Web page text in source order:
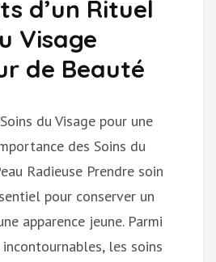
d’un Rituel
Visage
de Beauté
du Visage pour une
des Soins du
Radieuse Prendre soin
pour conserver un
apparence jeune. Parmi
les soins